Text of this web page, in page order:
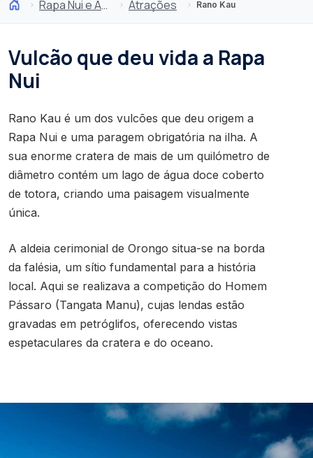
Rapa Nui e Arquipélago Juan Fernández Atrações Rano Kau
Vulcão que deu vida a Rapa
Nui
Rano Kau é um dos vulcões que deu origem a
Rapa Nui e uma paragem obrigatória na ilha. A
sua enorme cratera de mais de um quilómetro de
diâmetro contém um lago de água doce coberto
de totora, criando uma paisagem visualmente
única.
A aldeia cerimonial de Orongo situa-se na borda
da falésia, um sítio fundamental para a história
local. Aqui se realizava a competição do Homem
Pássaro (Tangata Manu), cujas lendas estão
gravadas em petróglifos, oferecendo vistas
espetaculares da cratera e do oceano.